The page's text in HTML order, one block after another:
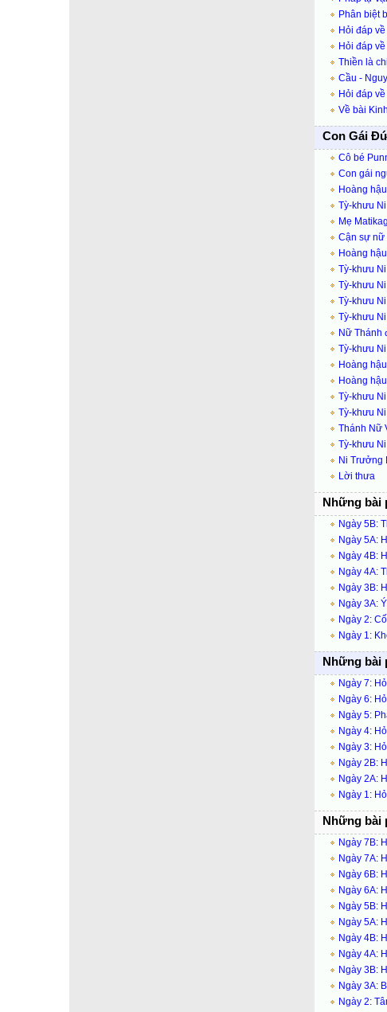
Phân biệt
Hỏi đáp
Hỏi đáp
Thiền là
Cầu -
Hỏi đáp
Về bài
Con Gái
Cô bé
Con gái
Hoàng
Tỳ-khưu
Mẹ
Cận sự nữ
Hoàng
Tỳ-khưu
Tỳ-khưu
Tỳ-khưu
Tỳ-khưu
Nữ Thánh
Tỳ-khưu
Hoàng
Hoàng
Tỳ-khưu
Tỳ-khưu
Thánh Nữ
Tỳ-khưu
Ni Trưởng
Lời thưa
Những bài
Ngày 5B:
Ngày 5A:
Ngày 4B:
Ngày 4A:
Ngày 3B:
Ngày 3A:
Ngày 2:
Ngày 1:
Những bài
Ngày 7:
Ngày 6:
Ngày 5:
Ngày 4:
Ngày 3:
Ngày 2B:
Ngày 2A:
Ngày 1:
Những bài
Ngày 7B:
Ngày 7A:
Ngày 6B:
Ngày 6A:
Ngày 5B:
Ngày 5A:
Ngày 4B:
Ngày 4A:
Ngày 3B:
Ngày 3A:
Ngày 2: